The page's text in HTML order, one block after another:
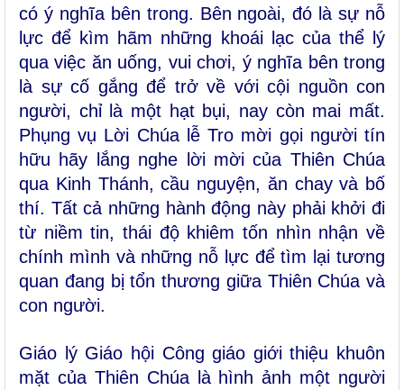
có ý nghĩa bên trong. Bên ngoài, đó là sự nỗ
lực để kìm hãm những khoái lạc của thể lý
qua việc ăn uống, vui chơi, ý nghĩa bên trong
là sự cố gắng để trở về với cội nguồn con
người, chỉ là một hạt bụi, nay còn mai mất.
Phụng vụ Lời Chúa lễ Tro mời gọi người tín
hữu hãy lắng nghe lời mời của Thiên Chúa
qua Kinh Thánh, cầu nguyện, ăn chay và bố
thí. Tất cả những hành động này phải khởi đi
từ niềm tin, thái độ khiêm tốn nhìn nhận về
chính mình và những nỗ lực để tìm lại tương
quan đang bị tổn thương giữa Thiên Chúa và
con người.
Giáo lý Giáo hội Công giáo giới thiệu khuôn
mặt của Thiên Chúa là hình ảnh một người